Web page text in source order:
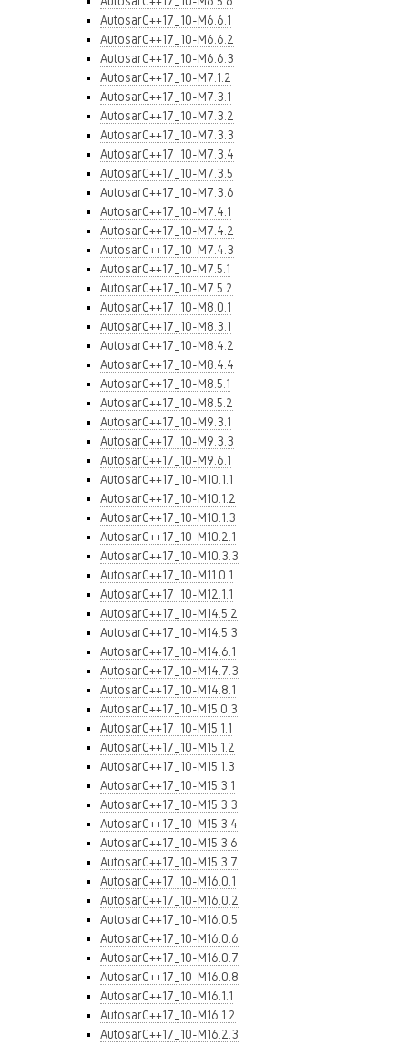
AutosarC++17_10-M6.6.1
AutosarC++17_10-M6.6.2
AutosarC++17_10-M6.6.3
AutosarC++17_10-M7.1.2
AutosarC++17_10-M7.3.1
AutosarC++17_10-M7.3.2
AutosarC++17_10-M7.3.3
AutosarC++17_10-M7.3.4
AutosarC++17_10-M7.3.5
AutosarC++17_10-M7.3.6
AutosarC++17_10-M7.4.1
AutosarC++17_10-M7.4.2
AutosarC++17_10-M7.4.3
AutosarC++17_10-M7.5.1
AutosarC++17_10-M7.5.2
AutosarC++17_10-M8.0.1
AutosarC++17_10-M8.3.1
AutosarC++17_10-M8.4.2
AutosarC++17_10-M8.4.4
AutosarC++17_10-M8.5.1
AutosarC++17_10-M8.5.2
AutosarC++17_10-M9.3.1
AutosarC++17_10-M9.3.3
AutosarC++17_10-M9.6.1
AutosarC++17_10-M10.1.1
AutosarC++17_10-M10.1.2
AutosarC++17_10-M10.1.3
AutosarC++17_10-M10.2.1
AutosarC++17_10-M10.3.3
AutosarC++17_10-M11.0.1
AutosarC++17_10-M12.1.1
AutosarC++17_10-M14.5.2
AutosarC++17_10-M14.5.3
AutosarC++17_10-M14.6.1
AutosarC++17_10-M14.7.3
AutosarC++17_10-M14.8.1
AutosarC++17_10-M15.0.3
AutosarC++17_10-M15.1.1
AutosarC++17_10-M15.1.2
AutosarC++17_10-M15.1.3
AutosarC++17_10-M15.3.1
AutosarC++17_10-M15.3.3
AutosarC++17_10-M15.3.4
AutosarC++17_10-M15.3.6
AutosarC++17_10-M15.3.7
AutosarC++17_10-M16.0.1
AutosarC++17_10-M16.0.2
AutosarC++17_10-M16.0.5
AutosarC++17_10-M16.0.6
AutosarC++17_10-M16.0.7
AutosarC++17_10-M16.0.8
AutosarC++17_10-M16.1.1
AutosarC++17_10-M16.1.2
AutosarC++17_10-M16.2.3